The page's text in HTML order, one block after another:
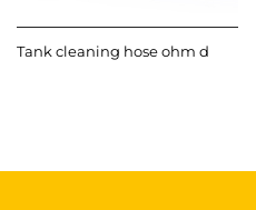
Tank cleaning hose ohm d